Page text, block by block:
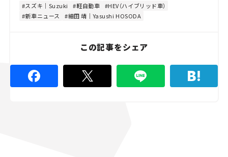
8
8
スズキ｜Suzuki 軽自動車
HEV（ハイブリッド車）
新車ニュース
細田 靖｜Yasushi HOSODA
この記事をシェア